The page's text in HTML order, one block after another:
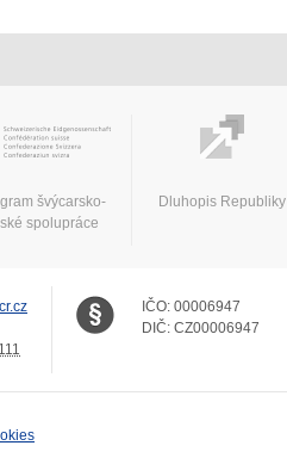
švýcarsko-
spolupráce
Dluhopis Republiky
IČO: 00006947
DIČ: CZ00006947